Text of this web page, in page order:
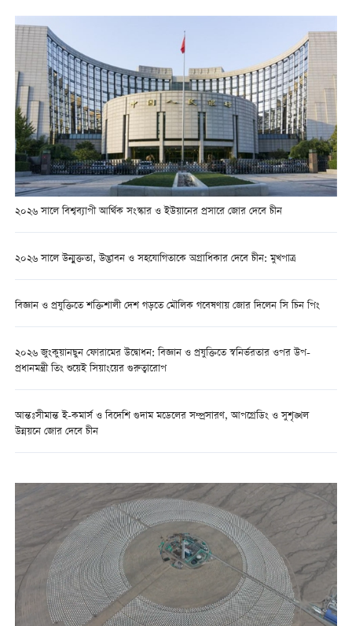
২০২৬ সালে বিশ্বব্যাপী আর্থিক সংস্কার ও ইউয়ানের প্রসারে জোর দেবে চীন
২০২৬ সালে উন্মুক্ততা, উদ্ভাবন ও সহযোগিতাকে অগ্রাধিকার দেবে চীন: মুখপাত্র
বিজ্ঞান ও প্রযুক্তিতে শক্তিশালী দেশ গড়তে মৌলিক গবেষণায় জোর দিলেন সি চিন পিং
২০২৬ জুংকুয়ানছুন ফোরামের উদ্বোধন: বিজ্ঞান ও প্রযুক্তিতে স্বনির্ভরতার ওপর উপ-
প্রধানমন্ত্রী তিং শুয়েই সিয়াংয়ের গুরুত্বারোপ
আন্তঃসীমান্ত ই-কমার্স ও বিদেশি গুদাম মডেলের সম্প্রসারণ, আপগ্রেডিং ও সুশৃঙ্খল
উন্নয়নে জোর দেবে চীন